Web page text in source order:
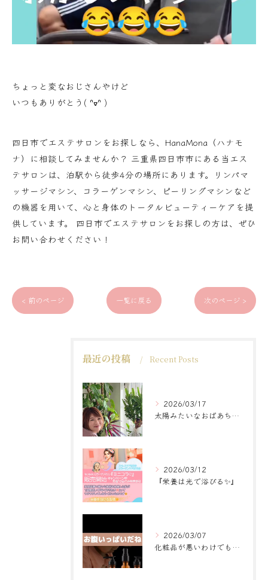
ちょっと変なおじさんやけど
いつもありがとう( ᐢᢦᐢ )
四日市でエステサロンをお探しなら、HanaMona（ハナモ
ナ）に相談してみませんか？ 三重県四日市市にある当エス
テサロンは、泊駅から徒歩4分の場所にあります。リンパマ
ッサージマシン、コラーゲンマシン、ピーリングマシンなど
の機器を用いて、心と身体のトータルビューティーケアを提
供しています。 四日市でエステサロンをお探しの方は、ぜひ
お問い合わせください！
< 前のページ 一覧に戻る 次のページ >
最近の投稿 Recent Posts
2026/03/17
太陽みたいなおばあちゃんに
2026/03/12
『栄養は光で浴びる✨』
2026/03/07
化粧品が悪いわけでもなく